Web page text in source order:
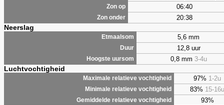
Zon op 06:40
Zon onder 20:38
Neerslag
Etmaalsom 5,6 mm
Duur 12,8 uur
Hoogste uursom 0,8 mm 3-4u
Luchtvochtigheid
Maximale relatieve vochtigheid 97% 1-2u
Minimale relatieve vochtigheid 83% 15-16u
Gemiddelde relatieve vochtigheid 93%